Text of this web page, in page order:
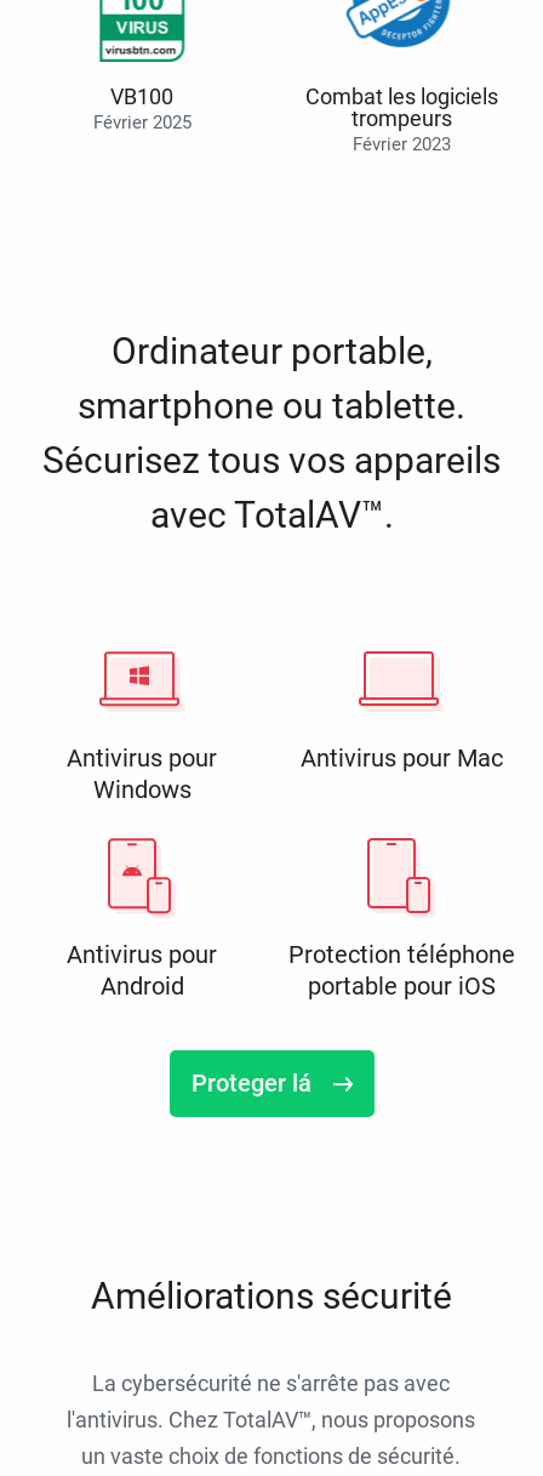
VB100
Février 2025
Combat les logiciels
trompeurs
Février 2023
Ordinateur portable,
smartphone ou tablette.
Sécurisez tous vos appareils
avec TotalAV™.
Antivirus pour
Windows
Antivirus pour Mac
Antivirus pour
Android
Protection téléphone
portable pour iOS
Proteger lá
Améliorations sécurité
La cybersécurité ne s'arrête pas avec
l'antivirus. Chez TotalAV™, nous proposons
un vaste choix de fonctions de sécurité.